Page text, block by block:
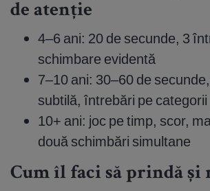
de atenție
4–6 ani: 20 de secunde, 3
schimbare evidentă
7–10 ani: 30–60 de
subtilă, întrebări pe categorii
10+ ani: joc pe timp, scor,
două schimbări simultane
Cum îl faci să prindă și